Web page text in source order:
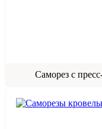
Саморез с